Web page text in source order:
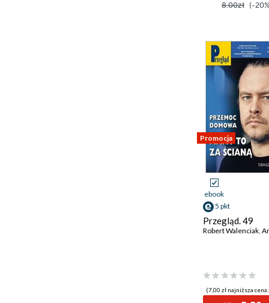
8.00zł (-
Promocja
ebook
5 pkt
Przegląd. 49
Robert Walenciak,
(7,00 zł najniższa cena